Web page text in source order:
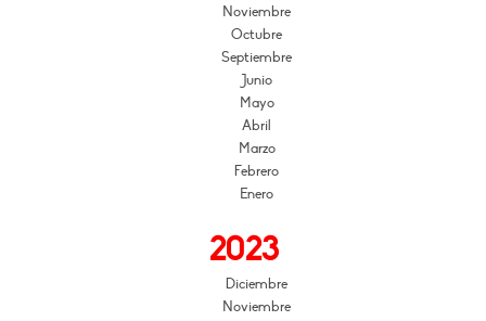
Noviembre
Octubre
Septiembre
Junio
Mayo
Abril
Marzo
Febrero
Enero
2023
Diciembre
Noviembre